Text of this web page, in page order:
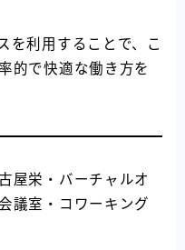
を利用することで、こ
的で快適な働き方を
屋栄・バーチャルオ
議室・コワーキング